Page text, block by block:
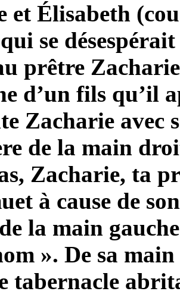
et Élisabeth
se
prêtre
d’un fils qu’il
Zacharie avec
de la main
Zacharie, ta
à cause de
la main
». De sa
tabernacle